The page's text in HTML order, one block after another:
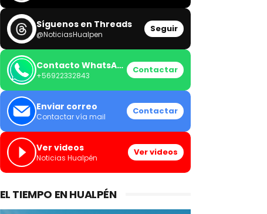
Síguenos en Threads
@NoticiasHualpen Seguir
Contacto WhatsApp
+56922332843 Contactar
Enviar correo
Contactar vía mail Contactar
Ver videos
Noticias Hualpén Ver videos
EL TIEMPO EN HUALPÉN